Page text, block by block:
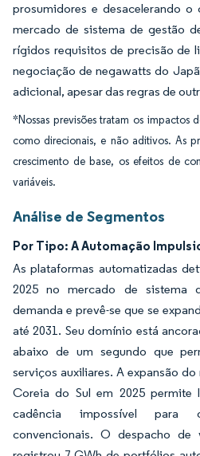
prosumidores e desacelerando o
mercado de sistema de gestão
rígidos requisitos de precisão de
negociação de negawatts do
adicional, apesar das regras de
*Nossas previsões tratam os impactos
como direcionais, e não aditivos. As
crescimento de base, os efeitos de
variáveis.
Análise de Segmentos
Por Tipo: A Automação
As plataformas automatizadas
2025 no mercado de sistema
demanda e prevê-se que se
até 2031. Seu domínio está
abaixo de um segundo que
serviços auxiliares. A expansão
Coreia do Sul em 2025 permite
cadência impossível para
convencionais. O despacho